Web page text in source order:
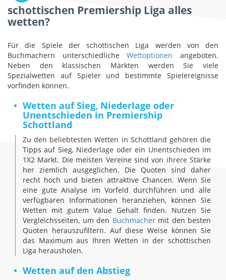
schottischen Premiership Liga alles
wetten?
Für die Spiele der schottischen Liga werden von den
Buchmachern unterschiedlicheWettoptionen angeboten.
Neben den klassischen Märkten werden Sie viele
Spezialwetten auf Spieler und bestimmte Spielereignisse
vorfinden können.
Wetten auf Sieg, Niederlage oder
Unentschieden in Premiership
Schottland
Zu den beliebtesten Wetten in Schottland gehören die
Tipps auf Sieg, Niederlage oder ein Unentschieden im
1X2 Markt. Die meisten Vereine sind von ihrere Stärke
her ziemlich ausgeglichen. Die Quoten sind daher
recht hoch und bieten attraktive Chancen. Wenn Sie
eine gute Analyse im Vorfeld durchführen und alle
verfügbaren Informationen heranziehen, können Sie
Wetten mit gutem Value Gehalt finden. Nutzen Sie
Vergleichsseiten, um den Buchmachermit den besten
Quoten herauszufiltern. Auf diese Weise können Sie
das Maximum aus Ihren Wetten in der schottischen
Liga herausholen.
Wetten auf den Abstieg